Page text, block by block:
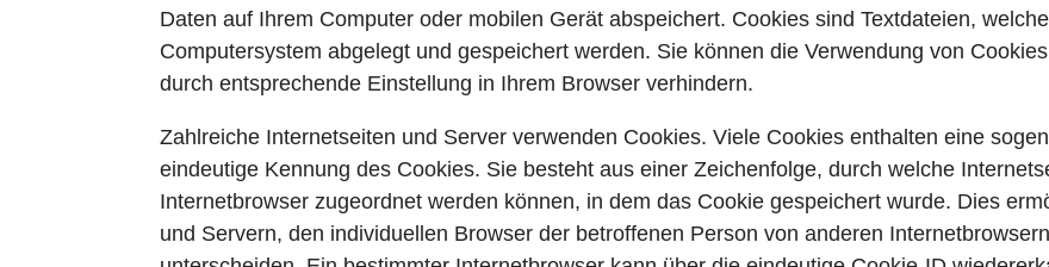
Daten auf Ihrem Computer oder mobilen Gerät abspeichert. Cookies sind Textdateien,
Computersystem abgelegt und gespeichert werden. Sie können die Verwendung von
durch entsprechende Einstellung in Ihrem Browser verhindern.
Zahlreiche Internetseiten und Server verwenden Cookies. Viele Cookies enthalten eine
eindeutige Kennung des Cookies. Sie besteht aus einer Zeichenfolge, durch welche
Internetbrowser zugeordnet werden können, in dem das Cookie gespeichert wurde. Dies
und Servern, den individuellen Browser der betroffenen Person von anderen